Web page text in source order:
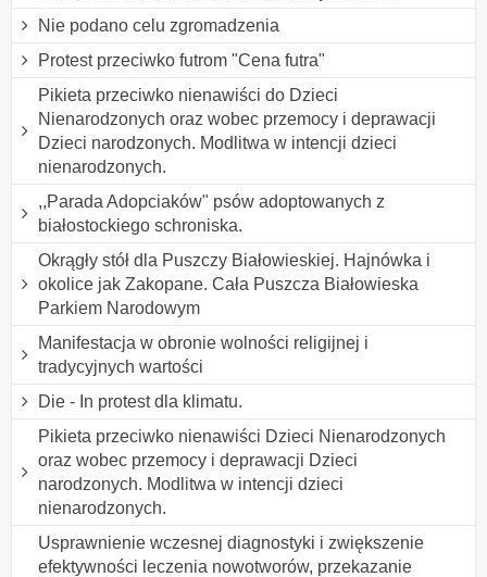
Nie podano celu zgromadzenia
Protest przeciwko futrom "Cena futra"
Pikieta przeciwko nienawiści do Dzieci
Nienarodzonych oraz wobec przemocy i deprawacji
Dzieci narodzonych. Modlitwa w intencji dzieci
nienarodzonych.
,,Parada Adopciaków" psów adoptowanych z
białostockiego schroniska.
Okrągły stół dla Puszczy Białowieskiej. Hajnówka i
okolice jak Zakopane. Cała Puszcza Białowieska
Parkiem Narodowym
Manifestacja w obronie wolności religijnej i
tradycyjnych wartości
Die - In protest dla klimatu.
Pikieta przeciwko nienawiści Dzieci Nienarodzonych
oraz wobec przemocy i deprawacji Dzieci
narodzonych. Modlitwa w intencji dzieci
nienarodzonych.
Usprawnienie wczesnej diagnostyki i zwiększenie
efektywności leczenia nowotworów, przekazanie